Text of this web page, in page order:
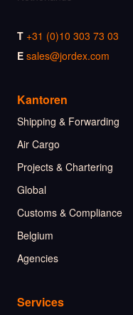
T +31 (0)10 303 73 03
E sales@jordex.com
Kantoren
Shipping & Forwarding
Air Cargo
Projects & Chartering
Global
Customs & Compliance
Belgium
Agencies
Services